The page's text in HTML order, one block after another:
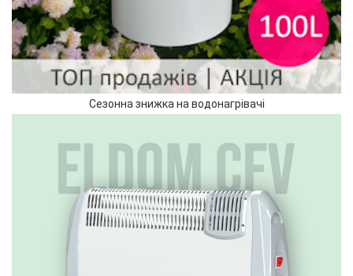
Сезонна знижка на водонагрівачі